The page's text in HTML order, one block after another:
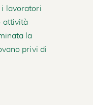
i lavoratori
attività
la
privi di